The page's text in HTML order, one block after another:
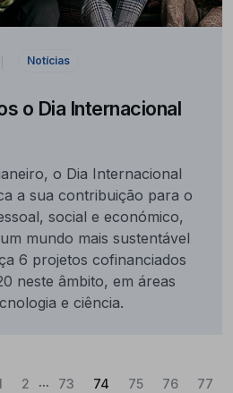
Notícias
o Dia Internacional
o Dia Internacional
a sua contribuição para o
social e económico,
mundo mais sustentável
6 projetos cofinanciados
neste âmbito, em áreas
e ciência.
2 ... 73 74 (Atual)
75 76 77